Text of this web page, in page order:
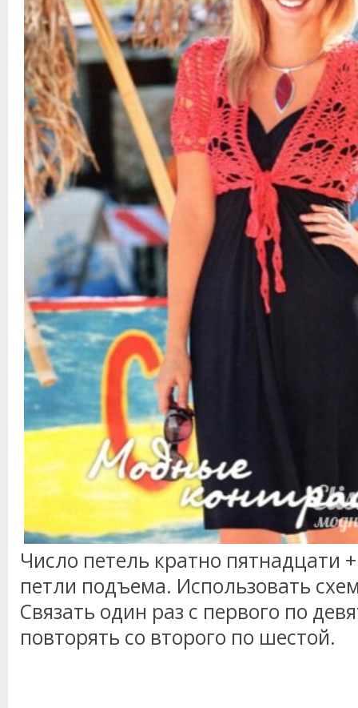
Число петель кратно пятнадцати
петли подъема. Использовать
Связать один раз с первого по
повторять со второго по шестой.